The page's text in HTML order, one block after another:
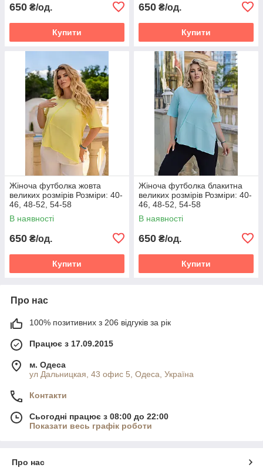
650 ₴/од.
Купити
650 ₴/од.
Купити
Жіноча футболка жовта
великих розмірів Розміри: 40-
46, 48-52, 54-58
В наявності
650 ₴/од.
Купити
Жіноча футболка блакитна
великих розмірів Розміри: 40-
46, 48-52, 54-58
В наявності
650 ₴/од.
Купити
Про нас
100% позитивних з 206 відгуків за рік
Працює з 17.09.2015
м. Одеса
ул Дальницкая, 43 офис 5, Одеса, Україна
Контакти
Сьогодні працює з 08:00 до 22:00
Показати весь графік роботи
Про нас